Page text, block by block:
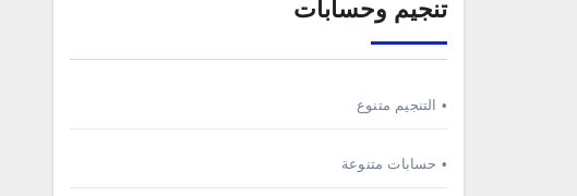
تنجيم وحسابات
• التنجيم متنوع
• حسابات متنوعة